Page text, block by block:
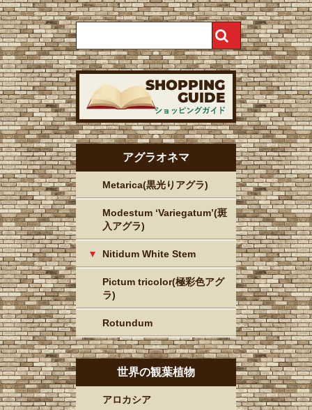
アグラオネマ
Metarica(黒光りアグラ)
Modestum ‘Variegatum’(斑
入アグラ)
Nitidum White Stem
Pictum tricolor(極彩色アグ
ラ)
Rotundum
世界の観葉植物
アロカシア